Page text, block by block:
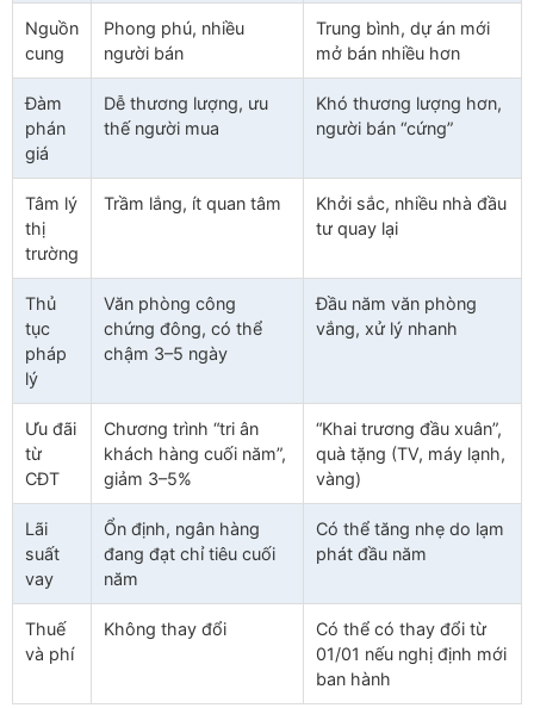
Nguồn
cung
Phong phú, nhiều
người bán
Trung bình, dự án mới
mở bán nhiều hơn
Đàm
phán
giá
Dễ thương lượng, ưu
thế người mua
Khó thương lượng hơn,
người bán “cứng”
Tâm lý
thị
trường
Trầm lắng, ít quan tâm
Khởi sắc, nhiều nhà đầu
tư quay lại
Thủ
tục
pháp
lý
Văn phòng công
chứng đông, có thể
chậm 3–5 ngày
Đầu năm văn phòng
vắng, xử lý nhanh
Ưu đãi
từ
CĐT
Chương trình “tri ân
khách hàng cuối năm”,
giảm 3–5%
“Khai trương đầu xuân”,
quà tặng (TV, máy lạnh,
vàng)
Lãi
suất
vay
Ổn định, ngân hàng
đang đạt chỉ tiêu cuối
năm
Có thể tăng nhẹ do lạm
phát đầu năm
Thuế
và phí
Không thay đổi
Có thể có thay đổi từ
01/01 nếu nghị định mới
ban hành